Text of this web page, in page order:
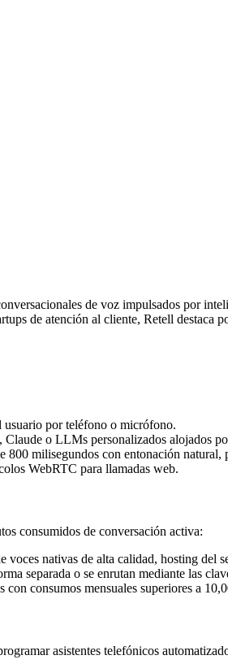
de voz impulsados por
de atención al cliente, Retell destaca
usuario por teléfono o micrófono.
o LLMs personalizados alojados
800 milisegundos con entonación
WebRTC para llamadas web.
consumidos de conversación activa:
voces nativas de alta calidad, hosting
separada o se enrutan mediante las
consumos mensuales superiores a
asistentes telefónicos